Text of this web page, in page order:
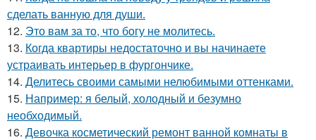
сделать ванную для души.
12. Это вам за то, что богу не молитесь.
13. Когда квартиры недостаточно и вы начинаете
устраивать интерьер в фургончике.
14. Делитесь своими самыми нелюбимыми оттенками.
15. Например: я белый, холодный и безумно
необходимый.
16. Девочка косметический ремонт ванной комнаты в